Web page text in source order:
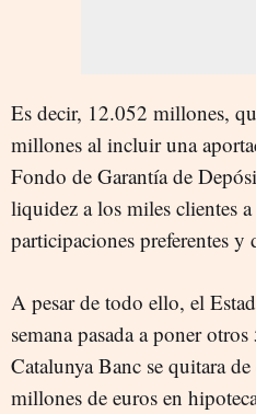
Es decir, 12.052 millones,
millones al incluir una
Fondo de Garantía de
liquidez a los miles clientes
participaciones preferentes y
A pesar de todo ello, el
semana pasada a poner
Catalunya Banc se quitara
millones de euros en